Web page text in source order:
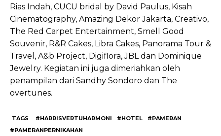
Rias Indah, CUCU bridal by David Paulus, Kisah
Cinematography, Amazing Dekor Jakarta, Creativo,
The Red Carpet Entertainment, Smell Good
Souvenir, R&R Cakes, Libra Cakes, Panorama Tour &
Travel, A&b Project, Digiflora, JBL dan Dominique
Jewelry. Kegiatan ini juga dimeriahkan oleh
penampilan dari Sandhy Sondoro dan The
overtunes.
TAGS #HARRISVERTUHARMONI #HOTEL
#PAMERAN
#PAMERANPERNIKAHAN